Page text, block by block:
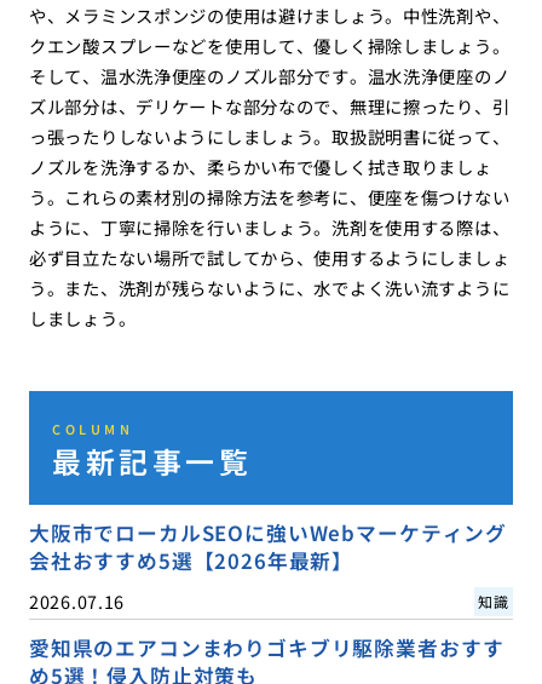
や、メラミンスポンジの使用は避けましょう。中性洗剤や、
クエン酸スプレーなどを使用して、優しく掃除しましょう。
そして、温水洗浄便座のノズル部分です。温水洗浄便座のノ
ズル部分は、デリケートな部分なので、無理に擦ったり、引
っ張ったりしないようにしましょう。取扱説明書に従って、
ノズルを洗浄するか、柔らかい布で優しく拭き取りましょ
う。これらの素材別の掃除方法を参考に、便座を傷つけない
ように、丁寧に掃除を行いましょう。洗剤を使用する際は、
必ず目立たない場所で試してから、使用するようにしましょ
う。また、洗剤が残らないように、水でよく洗い流すように
しましょう。
COLUMN
最新記事一覧
大阪市でローカルSEOに強いWebマーケティング
会社おすすめ5選【2026年最新】
2026.07.16 知識
愛知県のエアコンまわりゴキブリ駆除業者おすす
め5選！侵入防止対策も